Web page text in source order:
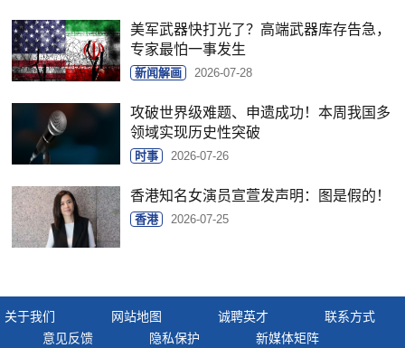
美军武器快打光了？高端武器库存告急，
专家最怕一事发生
新闻解画 2026-07-28
攻破世界级难题、申遗成功！本周我国多
领域实现历史性突破
时事 2026-07-26
香港知名女演员宣萱发声明：图是假的！
香港 2026-07-25
关于我们 网站地图 诚聘英才
联系方式
意见反馈
隐私保护 新媒体矩阵